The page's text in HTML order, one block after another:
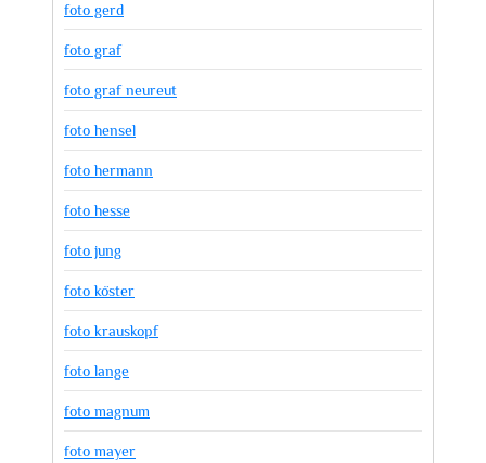
foto gerd
foto graf
foto graf neureut
foto hensel
foto hermann
foto hesse
foto jung
foto köster
foto krauskopf
foto lange
foto magnum
foto mayer